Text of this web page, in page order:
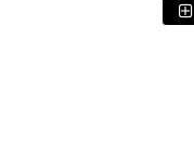
Technische